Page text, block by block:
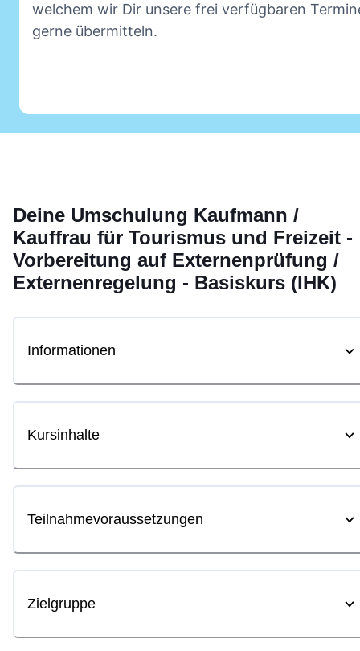
welchem wir Dir unsere frei verfügbaren
gerne übermitteln.
Deine Umschulung Kaufmann /
Kauffrau für Tourismus und Freizeit -
Vorbereitung auf Externenprüfung /
Externenregelung - Basiskurs (IHK)
Informationen
Kursinhalte
Teilnahmevoraussetzungen
Zielgruppe